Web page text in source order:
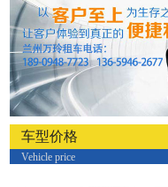
车型价格
Vehicle price